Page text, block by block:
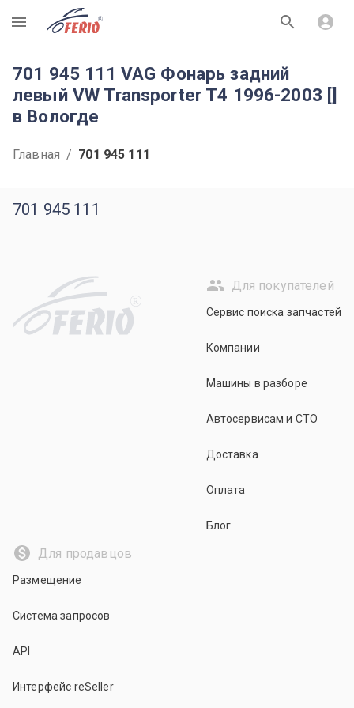
R
701 945 111 VAG Фонарь задний
левый VW Transporter T4 1996-2003 []
в Вологде
Главная / 701 945 111
701 945 111
R
Для покупателей
Сервис поиска запчастей
Компании
Машины в разборе
Автосервисам и СТО
Доставка
Оплата
Блог
Для продавцов
Размещение
Система запросов
API
Интерфейс reSeller